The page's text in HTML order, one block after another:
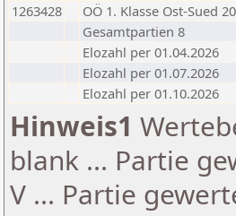
1263428
OÖ 1. Klasse Ost-Sued
Gesamtpartien 8
Elozahl per 01.04.2026
Elozahl per 01.07.2026
Elozahl per 01.10.2026
Hinweis1
blank ... Partie
V ... Partie